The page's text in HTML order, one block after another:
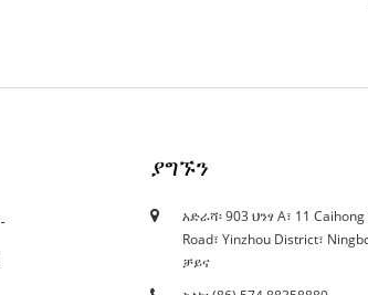
ያግኙን
አድራሻ፡ 903 ህንፃ A፣ 11 Caihong
Road፣ Yinzhou District፣
ቻይና
12/10/21
አሁን ያለው